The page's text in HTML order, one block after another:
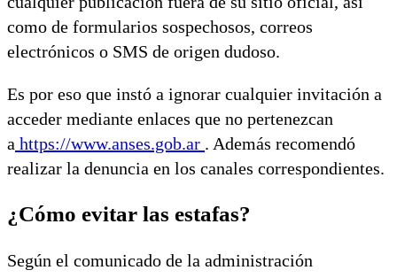
como de formularios sospechosos, correos
electrónicos o SMS de origen dudoso.
Es por eso que instó a ignorar cualquier invitación a
acceder mediante enlaces que no pertenezcan
a https://www.anses.gob.ar . Además recomendó
realizar la denuncia en los canales correspondientes.
¿Cómo evitar las estafas?
Según el comunicado de la administración